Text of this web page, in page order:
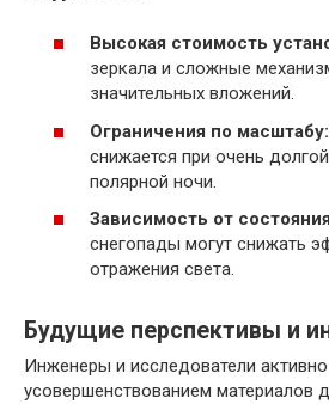
Высокая стоимость
зеркала и сложные
значительных вложений.
Ограничения по масштабу:
снижается при очень
полярной ночи.
Зависимость от
снегопады могут снижать
отражения света.
Будущие перспективы и
Инженеры и исследователи
усовершенствованием материалов